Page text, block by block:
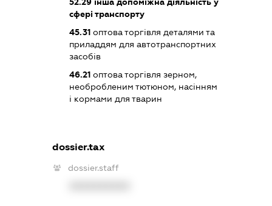
52.29 інша допоміжна діяльність у
сфері транспорту
45.31 оптова торгівля деталями та
приладдям для автотранспортних
засобів
46.21 оптова торгівля зерном,
необробленим тютюном, насінням
і кормами для тварин
dossier.tax
dossier.staff